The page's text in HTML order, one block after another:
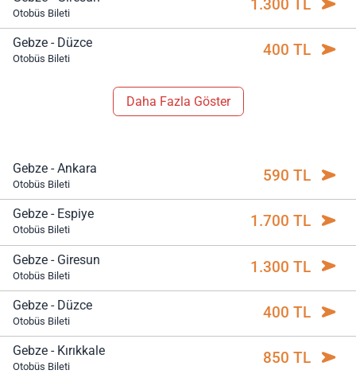
Otobüs Bileti 1.300 TL
Gebze - Düzce
Otobüs Bileti 400 TL
Daha Fazla Göster
Gebze - Ankara
Otobüs Bileti 590 TL
Gebze - Espiye
Otobüs Bileti 1.700 TL
Gebze - Giresun
Otobüs Bileti 1.300 TL
Gebze - Düzce
Otobüs Bileti 400 TL
Gebze - Kırıkkale
Otobüs Bileti 850 TL